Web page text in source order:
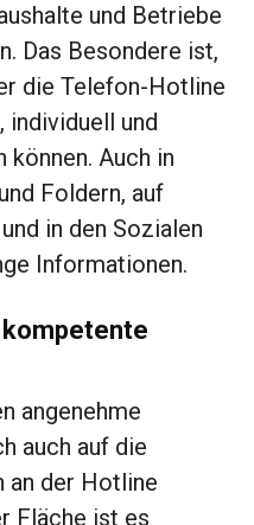
und Betriebe
Das Besondere ist,
die Telefon-Hotline
individuell und
Auch in
Foldern, auf
in den Sozialen
Informationen.
angenehme
auch auf die
an der Hotline
Fläche ist es